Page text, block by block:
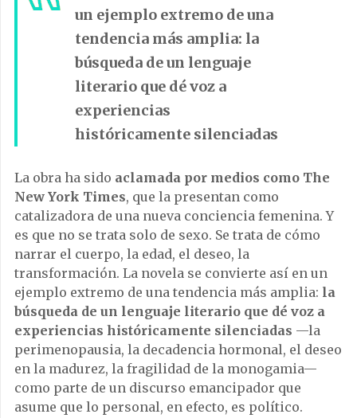
un ejemplo extremo de una
tendencia más amplia: la
búsqueda de un lenguaje
literario que dé voz a
experiencias
históricamente silenciadas
La obra ha sido aclamada por medios como The
New York Times, que la presentan como
catalizadora de una nueva conciencia femenina. Y
es que no se trata solo de sexo. Se trata de cómo
narrar el cuerpo, la edad, el deseo, la
transformación. La novela se convierte así en un
ejemplo extremo de una tendencia más amplia: la
búsqueda de un lenguaje literario que dé voz a
experiencias históricamente silenciadas —la
perimenopausia, la decadencia hormonal, el deseo
en la madurez, la fragilidad de la monogamia—
como parte de un discurso emancipador que
asume que lo personal, en efecto, es político.